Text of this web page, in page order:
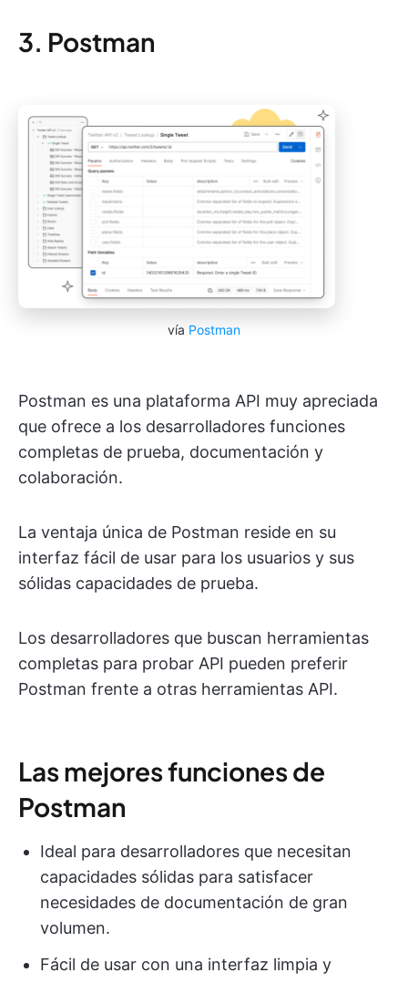
3. Postman
vía Postman
Postman es una plataforma API muy apreciada
que ofrece a los desarrolladores funciones
completas de prueba, documentación y
colaboración.
La ventaja única de Postman reside en su
interfaz fácil de usar para los usuarios y sus
sólidas capacidades de prueba.
Los desarrolladores que buscan herramientas
completas para probar API pueden preferir
Postman frente a otras herramientas API.
Las mejores funciones de
Postman
Ideal para desarrolladores que necesitan
capacidades sólidas para satisfacer
necesidades de documentación de gran
volumen.
Fácil de usar con una interfaz limpia y